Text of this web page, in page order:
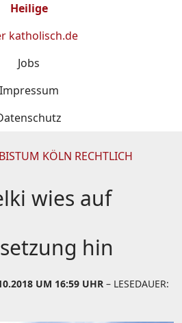
Heilige
katholisch.de
Jobs
Impressum
KÖLN RECHTLICH
wies auf
hin
UM 16:59 UHR – LESEDAUER: